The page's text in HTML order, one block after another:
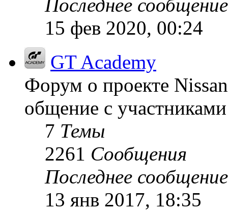
Последнее сообщение
15 фев 2020, 00:24
GT Academy
Форум о проекте
общение с
7 Темы
2261 Сообщения
Последнее сообщение
13 янв 2017, 18:35